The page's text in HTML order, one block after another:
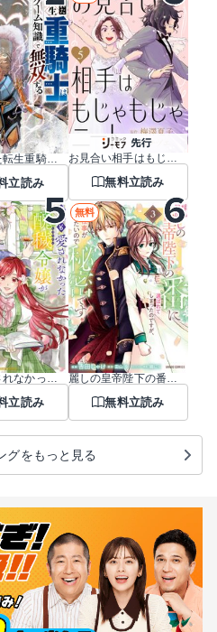
追放された転生重騎士はゲーム知識で無双する
立読み 無料立読み
誰にも愛されなかった醜穢令嬢が幸せになるまで
立読み
無料
麗しの皇帝陛下の番に選ばれてしまったのですが、まだ仕事がしたいので秘密です！
無料立読み
グをもっと見る